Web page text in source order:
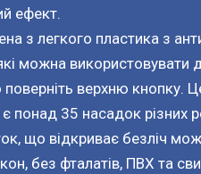
ефект.
з легкого пластика з
можна
поверніть верхню кнопку.
понад 35 насадок різних
що відкриває безліч
без фталатів, ПВХ та